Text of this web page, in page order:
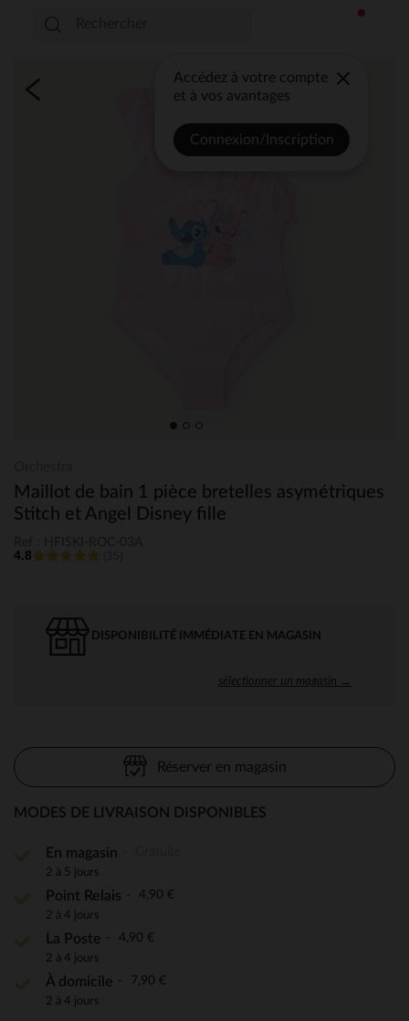
Accédez à votre compte
et à vos avantages
Connexion/Inscription
Maillot de bain 1 pièce bretelles asymétriques
Stitch et Angel Disney fille
4.8
DISPONIBILITÉ IMMÉDIATE EN MAGASIN
sélectionner un magasin →
Réserver en magasin
MODES DE LIVRAISON DISPONIBLES
En magasin
2 à 5 jours
Point Relais 4,90 €
2 à 4 jours
La Poste 4,90 €
2 à 4 jours
À domicile 7,90 €
2 à 4 jours